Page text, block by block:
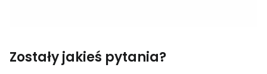
Zostały jakieś pytania?